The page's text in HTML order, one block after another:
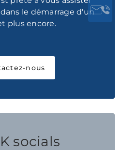
le démarrage d'un
plus encore.
nous
socials